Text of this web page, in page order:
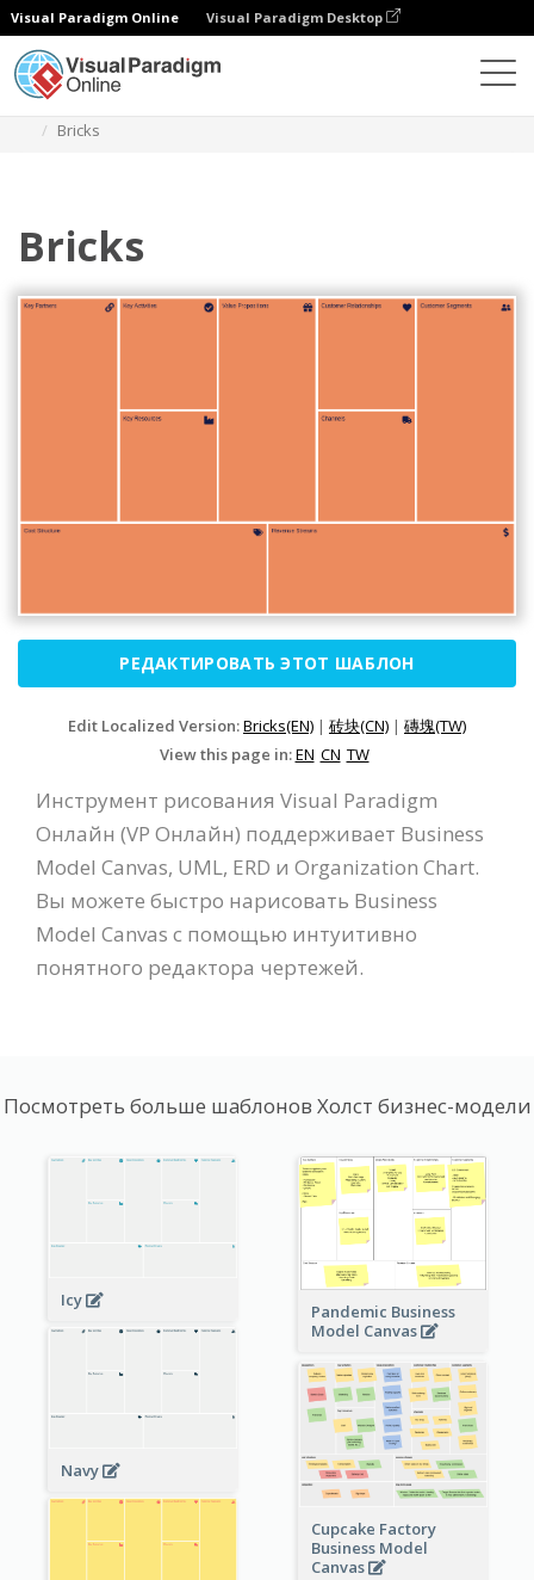
Visual Paradigm Online Visual Paradigm Desktop
Bricks
Bricks
РЕДАКТИРОВАТЬ ЭТОТ ШАБЛОН
Edit Localized Version:Bricks(EN) | 砖块(CN) | 磚塊(TW)
View this page in:EN CN TW
Инструмент рисования Visual Paradigm
Онлайн (VP Онлайн) поддерживает Business
Model Canvas, UML, ERD и Organization Chart.
Вы можете быстро нарисовать Business
Model Canvas с помощью интуитивно
понятного редактора чертежей.
Посмотреть больше шаблонов Холст бизнес-модели
Icy
Pandemic Business
Model Canvas
Navy
Cupcake Factory
Business Model
Canvas